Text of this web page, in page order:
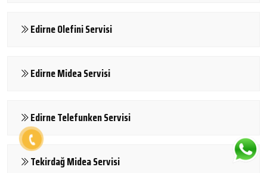
Edirne Olefini Servisi
Edirne Midea Servisi
Edirne Telefunken Servisi
Tekirdağ Midea Servisi